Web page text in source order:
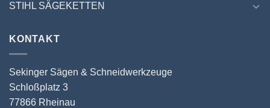
STIHL SÄGEKETTEN
KONTAKT
Sekinger Sägen & Schneidwerkzeuge
Schloßplatz 3
77866 Rheinau